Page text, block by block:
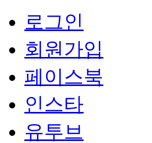
로그인
회원가입
페이스북
인스타
유투브